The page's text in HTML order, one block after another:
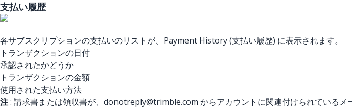
支払い履歴
各サブスクリプションの支払いのリストが、Payment History (支払い履歴) に表示されます。
トランザクションの日付
承認されたかどうか
トランザクションの金額
使用された支払い方法
注: 請求書または領収書が、donotreply@trimble.com からアカウントに関連付けられている